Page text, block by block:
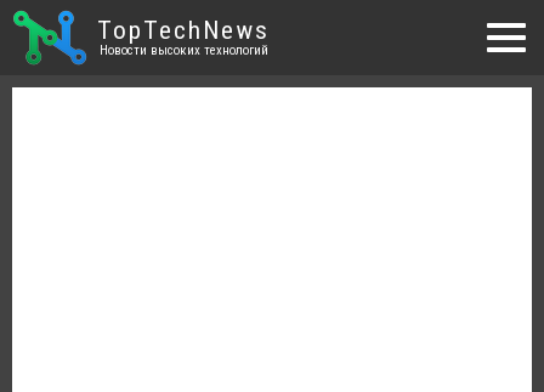
TopTechNews
Новости высоких технологий